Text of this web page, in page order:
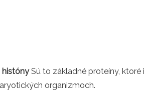
histónySú to základné proteíny,
organizmoch.